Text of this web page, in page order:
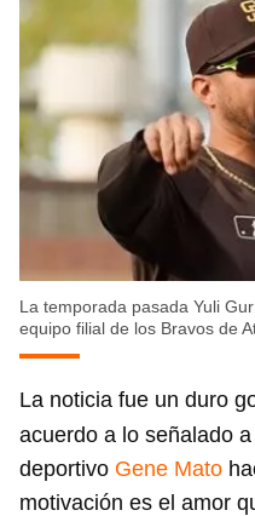
La temporada pasada Yuli
equipo filial de los Bravos de
La noticia fue un duro
acuerdo a lo señalado a
deportivo Gene Mato
motivación es el amor